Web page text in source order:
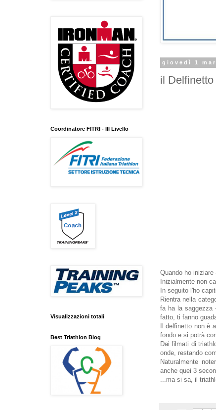
giovedì 1
il Delfinetto
Quando ho
Inizialmente non
In seguito l'ho
Rientra nella
fa ha la saggezza
fatto, ti fanno
Il delfinetto non è
fondo e si potrà
Dai filmati di
onde, restando
Naturalmente
anche quei 3
...ma si sa, il
Coordinatore FITRI - III Livello
Visualizzazioni totali
Best Triathlon Blog